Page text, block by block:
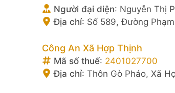
Người đại diện: Nguyễn Thị
Địa chỉ: Số 589, Đường
Công An Xã Hợp Thịnh
Mã số thuế: 2401027700
Địa chỉ: Thôn Gò Pháo, Xã